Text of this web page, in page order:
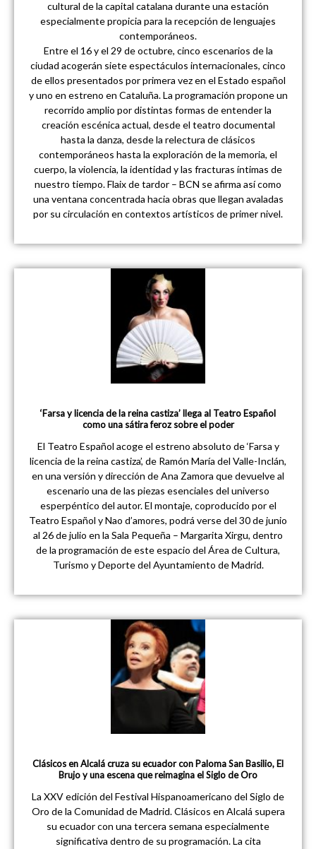
cultural de la capital catalana durante una estación
especialmente propicia para la recepción de lenguajes
contemporáneos.
Entre el 16 y el 29 de octubre, cinco escenarios de la
ciudad acogerán siete espectáculos internacionales, cinco
de ellos presentados por primera vez en el Estado español
y uno en estreno en Cataluña. La programación propone un
recorrido amplio por distintas formas de entender la
creación escénica actual, desde el teatro documental
hasta la danza, desde la relectura de clásicos
contemporáneos hasta la exploración de la memoria, el
cuerpo, la violencia, la identidad y las fracturas íntimas de
nuestro tiempo. Flaix de tardor – BCN se afirma así como
una ventana concentrada hacia obras que llegan avaladas
por su circulación en contextos artísticos de primer nivel.
‘Farsa y licencia de la reina castiza’ llega al Teatro Español
como una sátira feroz sobre el poder
El Teatro Español acoge el estreno absoluto de ‘Farsa y
licencia de la reina castiza’, de Ramón María del Valle-Inclán,
en una versión y dirección de Ana Zamora que devuelve al
escenario una de las piezas esenciales del universo
esperpéntico del autor. El montaje, coproducido por el
Teatro Español y Nao d’amores, podrá verse del 30 de junio
al 26 de julio en la Sala Pequeña – Margarita Xirgu, dentro
de la programación de este espacio del Área de Cultura,
Turismo y Deporte del Ayuntamiento de Madrid.
Clásicos en Alcalá cruza su ecuador con Paloma San Basilio, El
Brujo y una escena que reimagina el Siglo de Oro
La XXV edición del Festival Hispanoamericano del Siglo de
Oro de la Comunidad de Madrid. Clásicos en Alcalá supera
su ecuador con una tercera semana especialmente
significativa dentro de su programación. La cita